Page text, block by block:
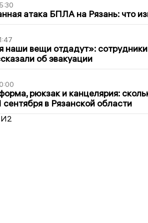
атака БПЛА на Рязань: что
вещи отдадут»:
об эвакуации
рюкзак и канцелярия:
сентября в Рязанской области